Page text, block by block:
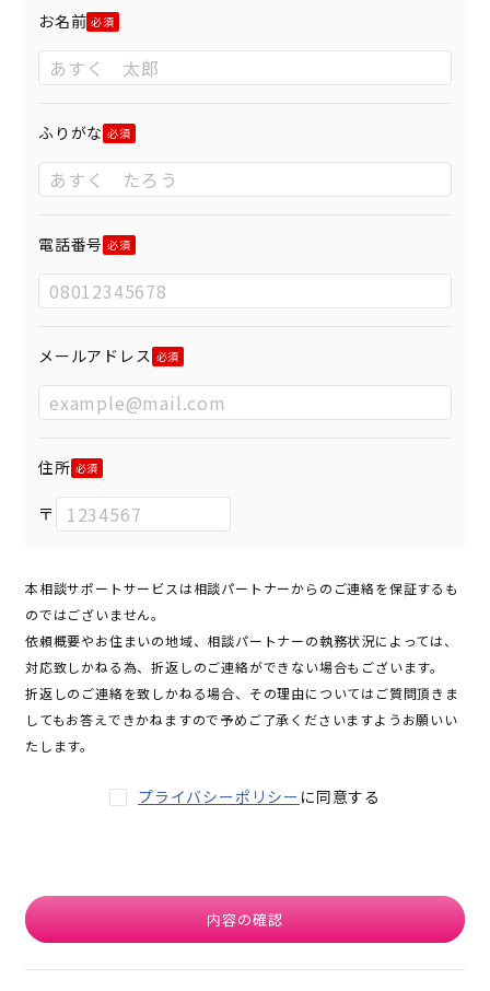
お名前
ふりがな
電話番号
メールアドレス
住所
〒
本相談サポートサービスは相談パートナーからのご連絡を保証するも
のではございません。
依頼概要やお住まいの地域、相談パートナーの執務状況によっては、
対応致しかねる為、折返しのご連絡ができない場合もございます。
折返しのご連絡を致しかねる場合、その理由についてはご質問頂きま
してもお答えできかねますので予めご了承くださいますようお願いい
たします。
プライバシーポリシー に同意する
内容の確認